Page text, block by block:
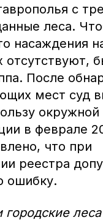
с
леса.
насаждения
отсутствуют,
После
мест суд
окружной
в феврале
что при
реестра
ошибку.
городские